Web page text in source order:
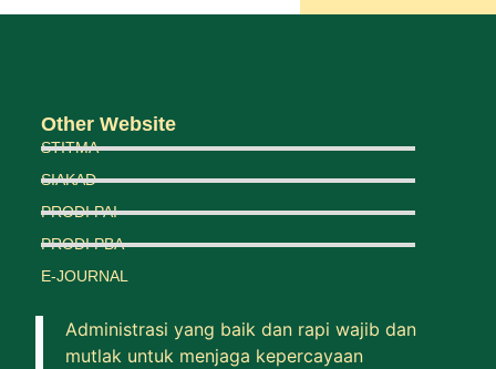
Administrasi yang baik dan rapi wajib dan
mutlak untuk menjaga kepercayaan
Other Website
STITMA
SIAKAD
PRODI PAI
PRODI PBA
E-JOURNAL